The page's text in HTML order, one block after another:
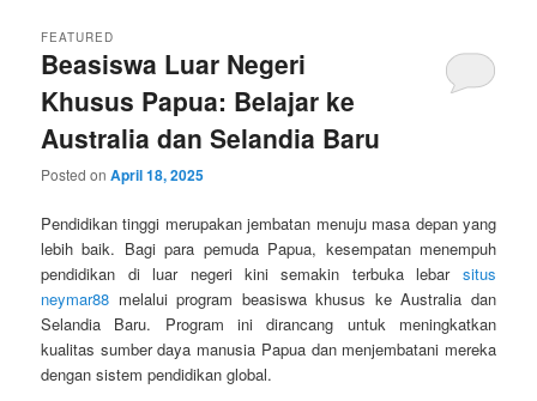
Beasiswa Luar Negeri
Khusus Papua: Belajar ke
Australia dan Selandia Baru
FEATURED
Posted onApril 18, 2025
Pendidikan tinggi merupakan jembatan menuju masa depan yang
lebih baik. Bagi para pemuda Papua, kesempatan menempuh
pendidikan di luar negeri kini semakin terbuka lebar situs
neymar88 melalui program beasiswa khusus ke Australia dan
Selandia Baru. Program ini dirancang untuk meningkatkan
kualitas sumber daya manusia Papua dan menjembatani mereka
dengan sistem pendidikan global.